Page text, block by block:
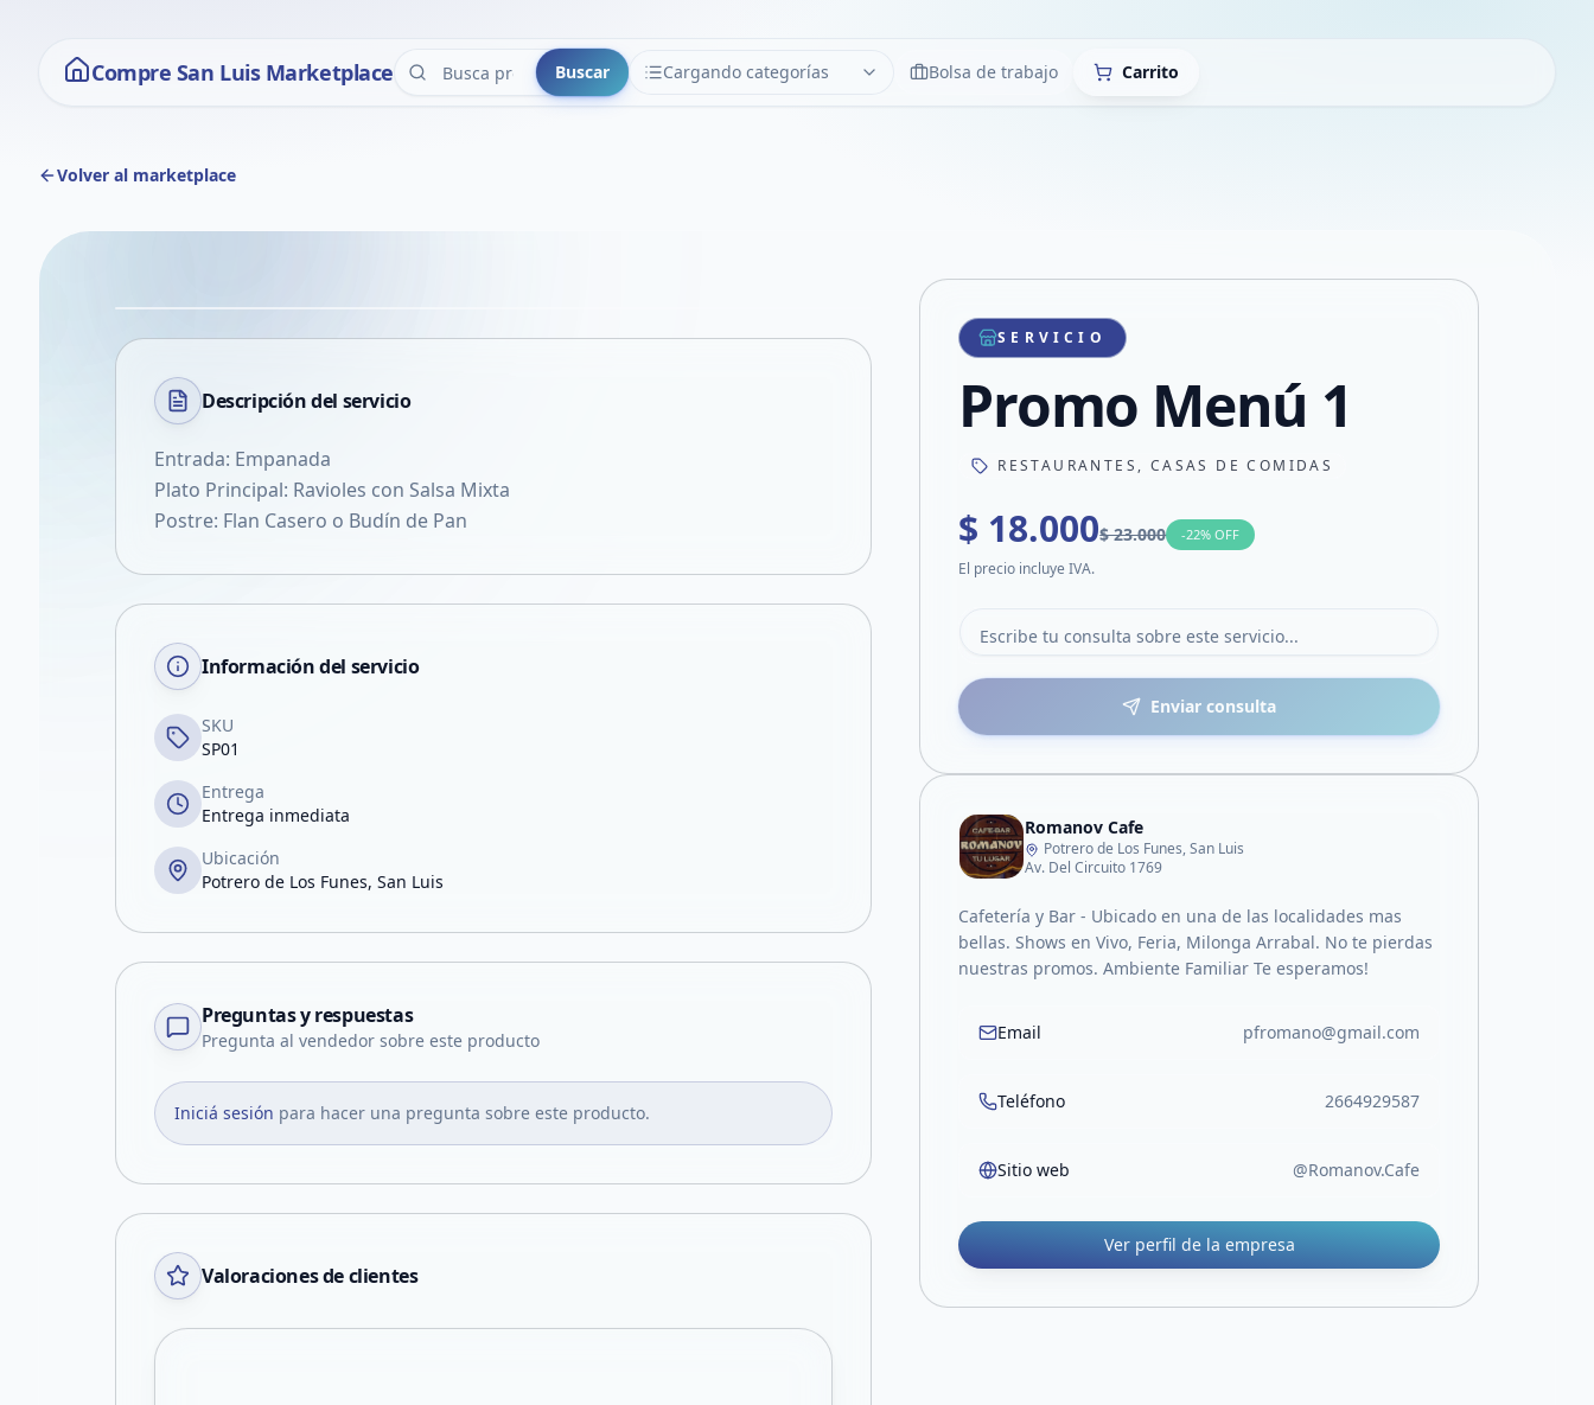
Compre San Luis Marketplace Buscar Cargando categorías
CATEGORÍAS LimpiarBolsa de trabajo Carrito
Volver al marketplace
VER EN PANTALLA COMPLETA
Compartir producto
Compartir por WhatsApp
Compartir por mail
Compartir en Facebook
Compartir en X
Descripción del servicio
Entrada: Empanada
Plato Principal: Ravioles con Salsa Mixta
Postre: Flan Casero o Budín de Pan
Información del servicio
SKU
SP01
Entrega
Entrega inmediata
Ubicación
Potrero de Los Funes, San Luis
Preguntas y respuestas
Pregunta al vendedor sobre este producto
Iniciá sesión para hacer una pregunta sobre este producto.
Valoraciones de clientes
SERVICIO
Promo Menú 1
RESTAURANTES, CASAS DE COMIDAS
$ 18.000$ 23.000 -22% OFF
El precio incluye IVA.
Enviar consulta
Romanov Cafe
Potrero de Los Funes, San Luis
Av. Del Circuito 1769
Cafetería y Bar - Ubicado en una de las localidades mas
bellas. Shows en Vivo, Feria, Milonga Arrabal. No te pierdas
nuestras promos. Ambiente Familiar Te esperamos!
Email pfromano@gmail.com
Teléfono 2664929587
Sitio web @Romanov.Cafe
Ver perfil de la empresa